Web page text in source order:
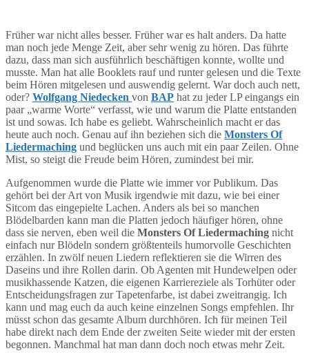
Früher war nicht alles besser. Früher war es halt anders. Da hatte
man noch jede Menge Zeit, aber sehr wenig zu hören. Das führte
dazu, dass man sich ausführlich beschäftigen konnte, wollte und
musste. Man hat alle Booklets rauf und runter gelesen und die Texte
beim Hören mitgelesen und auswendig gelernt. War doch auch nett,
oder? Wolfgang Niedecken von BAP hat zu jeder LP eingangs ein
paar „warme Worte“ verfasst, wie und warum die Platte entstanden
ist und sowas. Ich habe es geliebt. Wahrscheinlich macht er das
heute auch noch. Genau auf ihn beziehen sich die Monsters Of
Liedermaching und beglücken uns auch mit ein paar Zeilen. Ohne
Mist, so steigt die Freude beim Hören, zumindest bei mir.
Aufgenommen wurde die Platte wie immer vor Publikum. Das
gehört bei der Art von Musik irgendwie mit dazu, wie bei einer
Sitcom das eingepielte Lachen. Anders als bei so manchen
Blödelbarden kann man die Platten jedoch häufiger hören, ohne
dass sie nerven, eben weil die Monsters Of Liedermaching nicht
einfach nur Blödeln sondern größtenteils humorvolle Geschichten
erzählen. In zwölf neuen Liedern reflektieren sie die Wirren des
Daseins und ihre Rollen darin. Ob Agenten mit Hundewelpen oder
musikhassende Katzen, die eigenen Karriereziele als Torhüter oder
Entscheidungsfragen zur Tapetenfarbe, ist dabei zweitrangig. Ich
kann und mag euch da auch keine einzelnen Songs empfehlen. Ihr
müsst schon das gesamte Album durchhören. Ich für meinen Teil
habe direkt nach dem Ende der zweiten Seite wieder mit der ersten
begonnen. Manchmal hat man dann doch noch etwas mehr Zeit.